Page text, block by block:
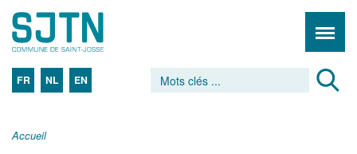
FR NL EN
Accueil